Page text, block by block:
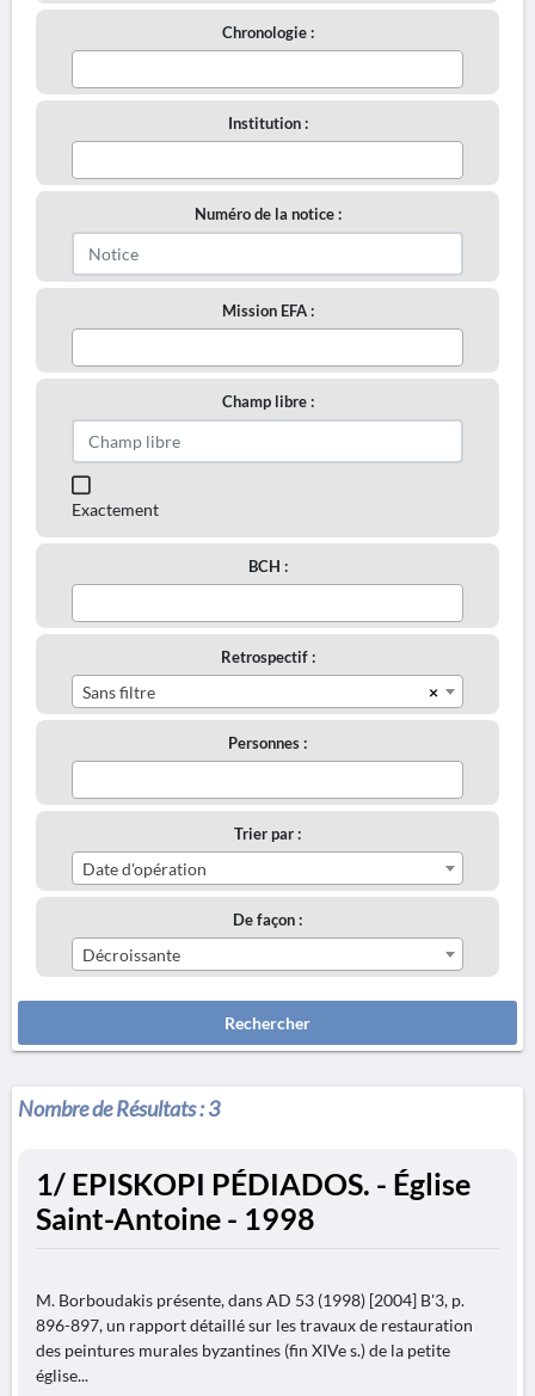
Chronologie :
Institution :
Numéro de la notice :
Mission EFA :
Champ libre :
Exactement
BCH :
Retrospectif :
×
Sans filtre
Personnes :
Trier par :
Date d'opération
De façon :
Décroissante
Rechercher
Nombre de Résultats :3
1/ EPISKOPI PÉDIADOS. - Église
Saint-Antoine - 1998
M. Borboudakis présente, dans AD 53 (1998) [2004] B'3, p.
896-897, un rapport détaillé sur les travaux de restauration
des peintures murales byzantines (fin XIVe s.) de la petite
église...